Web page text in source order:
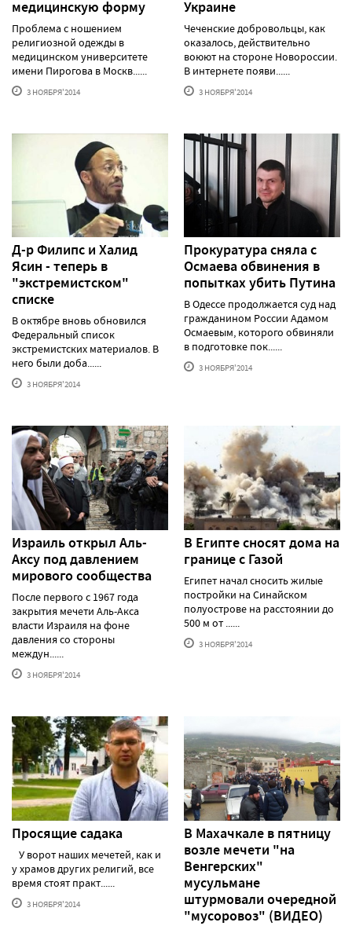
медицинскую форму
Проблема с ношением
религиозной одежды в
медицинском университете
имени Пирогова в Москв......
3 НОЯБРЯ'2014
Украине
Чеченские добровольцы, как
оказалось, действительно
воюют на стороне Новороссии.
В интернете появи......
3 НОЯБРЯ'2014
Д-р Филипс и Халид
Ясин - теперь в
"экстремистском"
списке
В октябре вновь обновился
Федеральный список
экстремистских материалов. В
него были доба......
3 НОЯБРЯ'2014
Прокуратура сняла с
Осмаева обвинения в
попытках убить Путина
В Одессе продолжается суд над
гражданином России Адамом
Осмаевым, которого обвиняли
в подготовке пок......
3 НОЯБРЯ'2014
Израиль открыл Аль-
Аксу под давлением
мирового сообщества
После первого с 1967 года
закрытия мечети Аль-Акса
власти Израиля на фоне
давления со стороны
междун......
3 НОЯБРЯ'2014
В Египте сносят дома на
границе с Газой
Египет начал сносить жилые
постройки на Синайском
полуострове на расстоянии до
500 м от ......
3 НОЯБРЯ'2014
Просящие садака
У ворот наших мечетей, как и
у храмов других религий, все
время стоят практ......
3 НОЯБРЯ'2014
В Махачкале в пятницу
возле мечети "на
Венгерских"
мусульмане
штурмовали очередной
"мусоровоз" (ВИДЕО)